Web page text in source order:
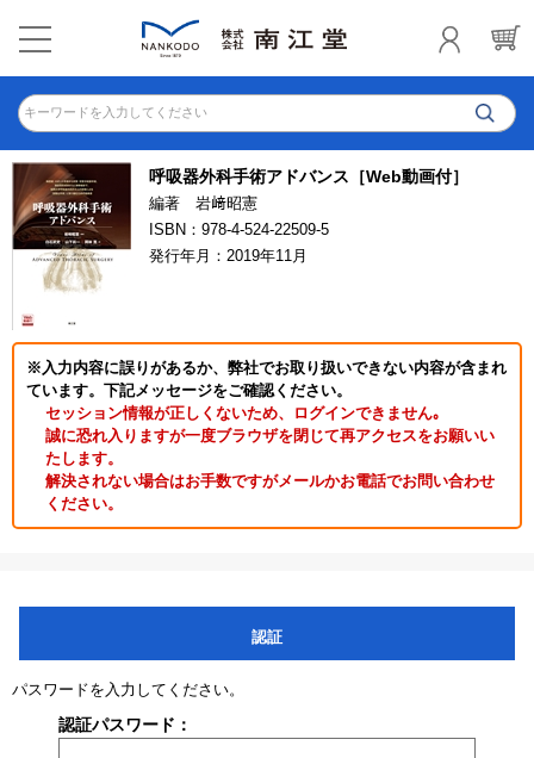
キーワードを入力してください
呼吸器外科手術アドバンス［Web動画付］
編著 岩﨑昭憲
ISBN：978-4-524-22509-5
発行年月：2019年11月
※入力内容に誤りがあるか、弊社でお取り扱いできない内容が含まれ
ています。下記メッセージをご確認ください。
セッション情報が正しくないため、ログインできません｡
誠に恐れ入りますが一度ブラウザを閉じて再アクセスをお願いい
たします。
解決されない場合はお手数ですがメールかお電話でお問い合わせ
ください。
認証
パスワードを入力してください。
認証パスワード：